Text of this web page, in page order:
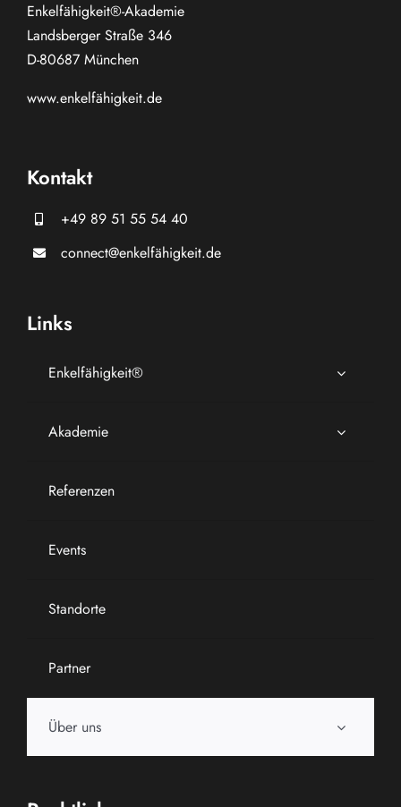
Enkelfähigkeit®-Akademie
Landsberger Straße 346
D-80687 München
www.enkelfähigkeit.de
Kontakt
+49 89 51 55 54 40
connect@enkelfähigkeit.de
Links
Enkelfähigkeit®
Akademie
Referenzen
Events
Standorte
Partner
Über uns